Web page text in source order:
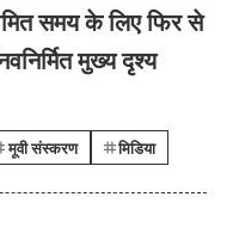
समय के लिए फिर से
मुख्य दृश्य
मूवी संस्करण मिडिया